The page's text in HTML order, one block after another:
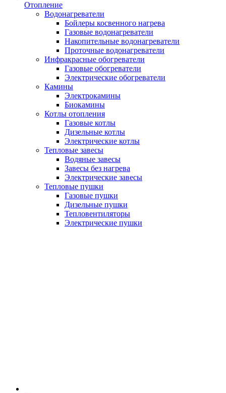
Отопление
Водонагреватели
Бойлеры косвенного нагрева
Газовые водонагреватели
Накопительные водонагреватели
Проточные водонагреватели
Инфракрасные обогреватели
Газовые обогреватели
Электрические обогреватели
Камины
Электрокамины
Биокамины
Котлы отопления
Газовые котлы
Дизельные котлы
Электрические котлы
Тепловые завесы
Водяные завесы
Завесы без нагрева
Электрические завесы
Тепловые пушки
Газовые пушки
Дизельные пушки
Тепловентиляторы
Электрические пушки